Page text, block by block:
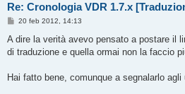
Re: Cronologia VDR 1.7.x
M
s
a
i
20 feb 2012, 14:13
A dire la verità avevo pensato a postare il
di traduzione e quella ormai non la faccio
Hai fatto bene, comunque a segnalarlo agli